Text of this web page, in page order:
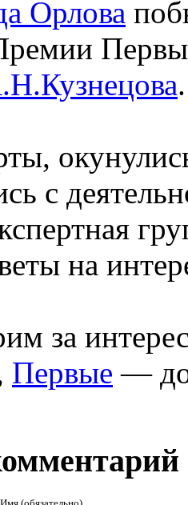
Орлова
.
с
на
за
Первые —